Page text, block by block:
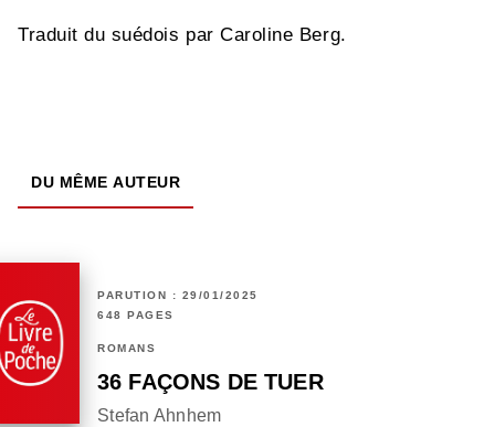
Traduit du suédois par Caroline Berg.
DU MÊME AUTEUR
PARUTION : 29/01/2025
648 PAGES
ROMANS
36 FAÇONS DE TUER
Stefan Ahnhem